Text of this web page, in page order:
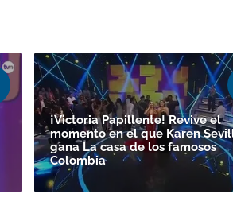
¡Victoria Papillente! Revive el
momento en el que Karen
gana La casa de los famosos
Colombia